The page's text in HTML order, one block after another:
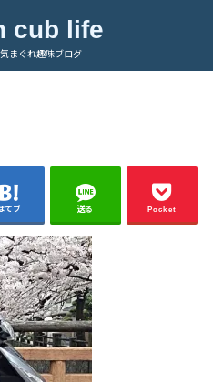
cub life
まぐれ趣味ブログ
てブ 送る Pocket